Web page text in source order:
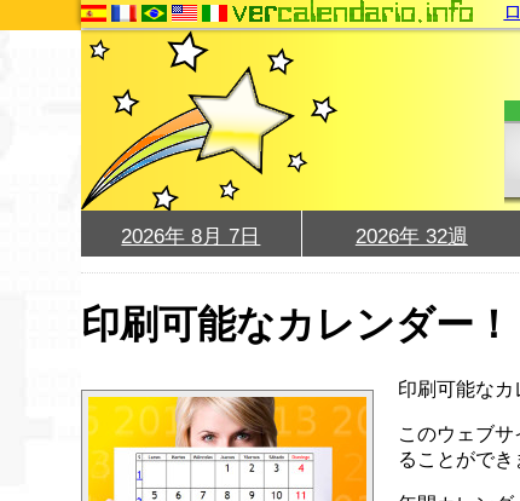
2026年 8月 7日 2026年 32週
印刷可能なカレンダー！
印刷可能なカ
このウェブ
ることができ